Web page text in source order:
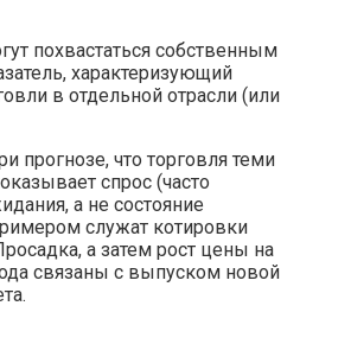
похвастаться собственным
характеризующий
в отдельной отрасли (или
прогнозе, что торговля теми
спрос (часто
а не состояние
служат котировки
а затем рост цены на
связаны с выпуском новой